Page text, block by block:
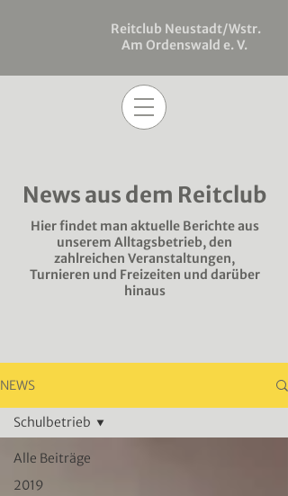
Reitclub Neustadt/Wstr.
Am Ordenswald e. V.
News aus dem Reitclub
Hier findet man aktuelle Berichte aus
unserem Alltagsbetrieb, den
zahlreichen Veranstaltungen,
Turnieren und Freizeiten und darüber
hinaus
NEWS
Alle Beiträge
2019
Schulbetrieb